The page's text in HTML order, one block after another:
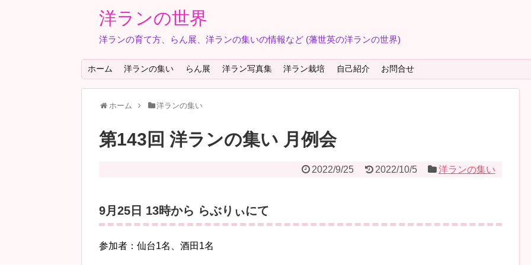
洋ランの世界
洋ランの育て方、らん展、洋ランの集いの情報など (藩世英の洋ランの世界)
ホーム 洋ランの集い らん展 洋ラン写真集 洋ラン栽培 自己紹介 お問合せ
ホーム 洋ランの集い
第143回 洋ランの集い 月例会
2022/9/25 2022/10/5 洋ランの集い
9月25日 13時から らぶりぃにて
参加者：仙台1名、酒田1名